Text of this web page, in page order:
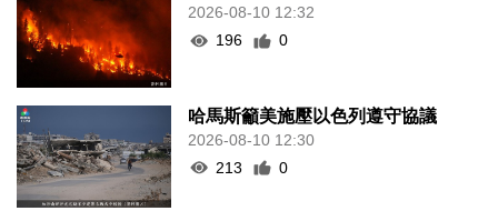
2026-08-10 12:32
196
0
哈馬斯籲美施壓以色列遵守協議
2026-08-10 12:30
213
0